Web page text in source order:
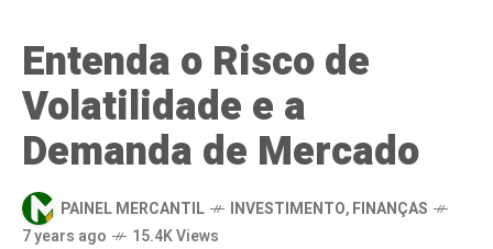
Entenda o Risco de
Volatilidade e a
Demanda de Mercado
PAINEL MERCANTIL INVESTIMENTO,FINANÇAS
7 years ago
15.4K Views